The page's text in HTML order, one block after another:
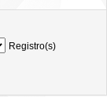
Registro(s)